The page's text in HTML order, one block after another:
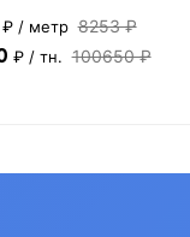
₽ / метр 8253 ₽
₽ / тн. 100650 ₽